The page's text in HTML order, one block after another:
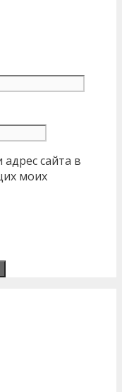
сайта в
моих